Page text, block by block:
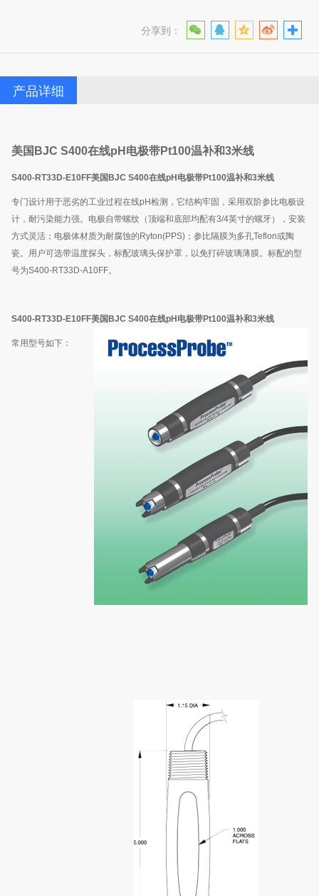
分享到：
产品详细
美国 BJC S400在线pH 电极带Pt100温补和3米线
S400-RT33D-E10FF美国 BJC S400在线pH 电极带Pt100温补和3米线
专门设计用于恶劣的工业过程在线pH检测，它结构牢固，采用双阶参比电极设
计，耐污染能力强。电极自带螺纹（顶端和底部均配有3/4英寸的螺牙），安装
方式灵活；电极体材质为耐腐蚀的 Ryton(PPS)；参比隔膜为多孔Teflon或陶
瓷。用户可选带温度探头，标配玻璃头保护罩，以免打碎玻璃薄膜。 标配的型
号为S400-RT33D-A10FF。
S400-RT33D-E10FF美国 BJC S400在线pH 电极带Pt100温补和3米线
常用型号如下：